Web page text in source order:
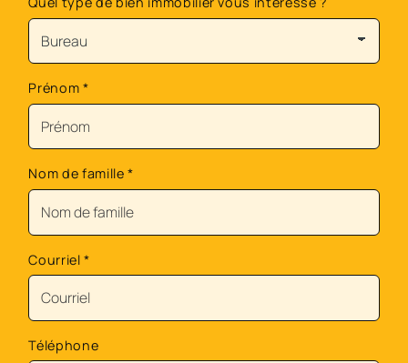
Prénom *
Nom de famille*
Courriel*
Téléphone